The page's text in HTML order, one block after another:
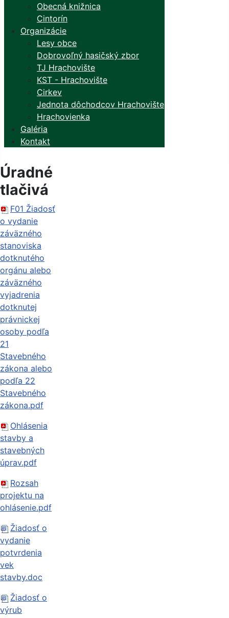
Obecná knižnica
Cintorín
Organizácie
Lesy obce
Dobrovoľný hasičský zbor
TJ Hrachovište
KST - Hrachovište
Cirkev
Jednota dôchodcov Hrachovište
Hrachovienka
Galéria
Kontakt
Úradné
tlačivá
F01 Žiadosť
o vydanie
záväzného
stanoviska
dotknutého
orgánu alebo
záväzného
vyjadrenia
dotknutej
právnickej
osoby podľa
21
Stavebného
zákona alebo
podľa 22
Stavebného
zákona.pdf
Ohlásenia
stavby a
stavebných
úprav.pdf
Rozsah
projektu na
ohlásenie.pdf
Žiadosť o
vydanie
potvrdenia
vek
stavby.doc
Žiadosť o
výrub